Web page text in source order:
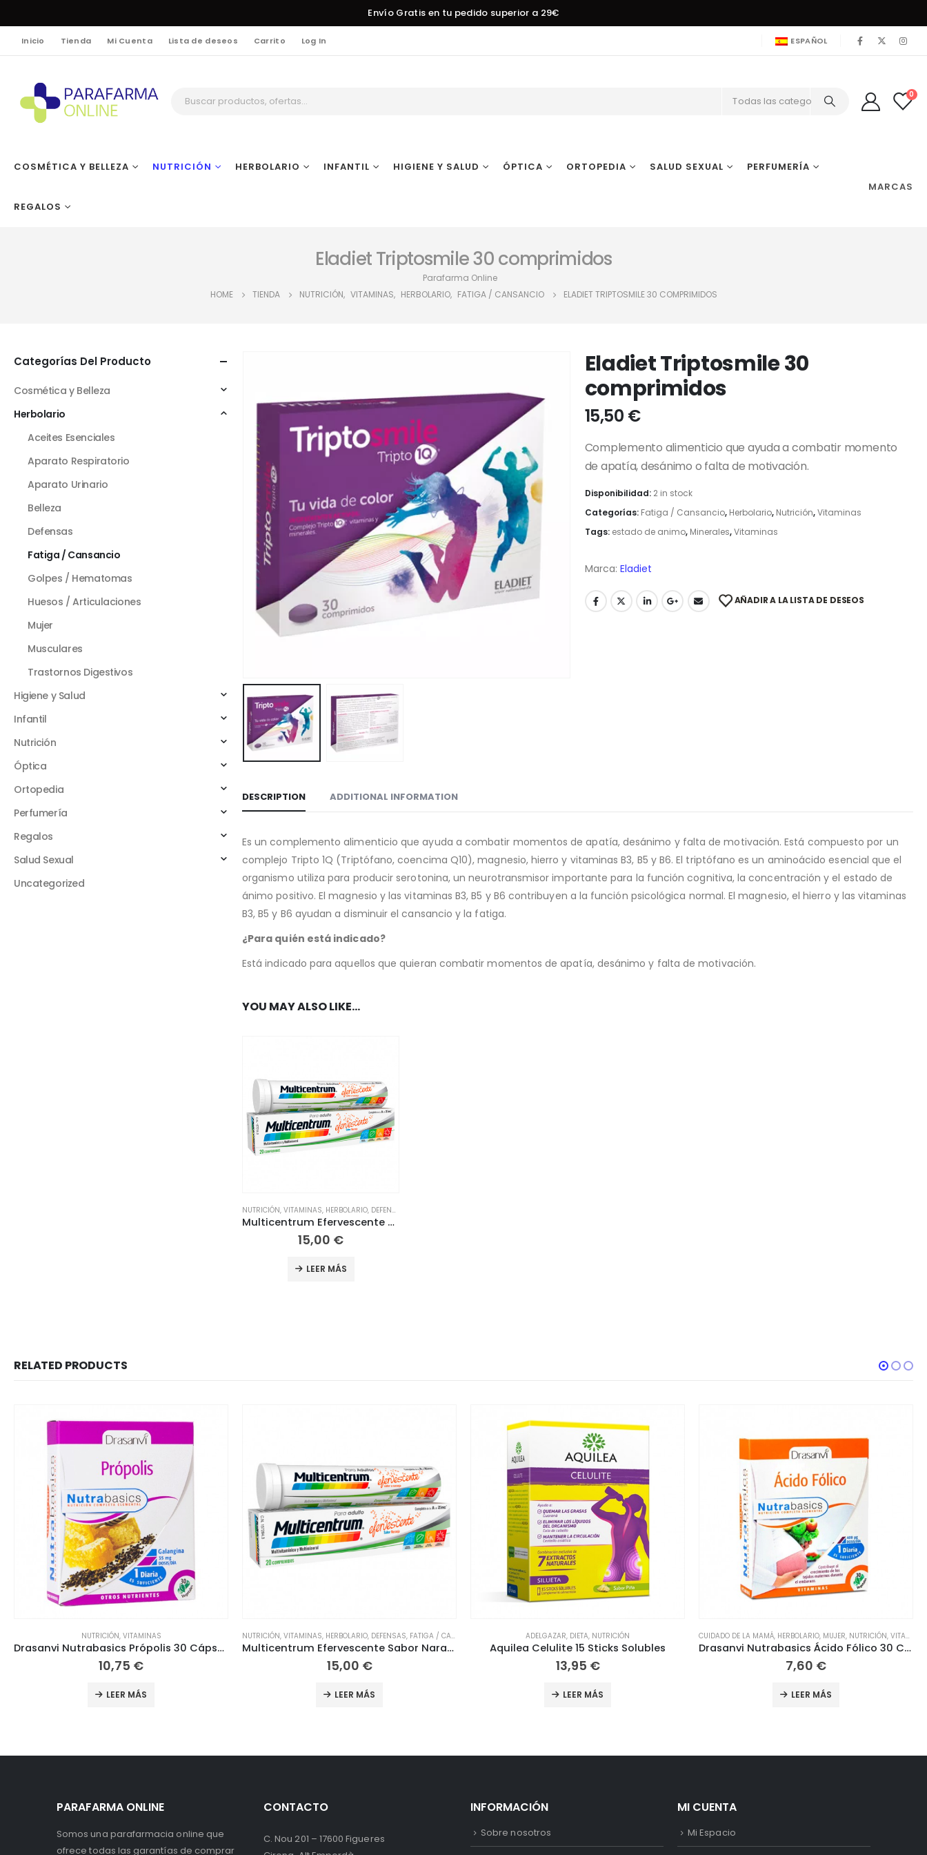
Envío Gratis en tu pedido superior a 29€
Inicio Tienda Mi Cuenta Lista de deseos Carrito Log In ESPAÑOL
Todas las categorías
0
COSMÉTICA Y BELLEZA NUTRICIÓN HERBOLARIO INFANTIL HIGIENE Y SALUD ÓPTICA ORTOPEDIA SALUD SEXUAL PERFUMERÍA
REGALOS
MARCAS
Eladiet Triptosmile 30 comprimidos
Parafarma Online
HOME
TIENDA NUTRICIÓN, VITAMINAS, HERBOLARIO, FATIGA / CANSANCIO ELADIET TRIPTOSMILE 30 COMPRIMIDOS
Eladiet Triptosmile 30
comprimidos
15,50 €
Complemento alimenticio que ayuda a combatir momento
de apatía, desánimo o falta de motivación.
Disponibilidad: 2 in stock
Categorías: Fatiga / Cansancio, Herbolario, Nutrición,Vitaminas
Tags: estado de animo, Minerales,Vitaminas
Marca: Eladiet
AÑADIR A LA LISTA DE DESEOS
DESCRIPTION ADDITIONAL INFORMATION
Es un complemento alimenticio que ayuda a combatir momentos de apatía, desánimo y falta de motivación. Está compuesto por un
complejo Tripto 1Q (Triptófano, coencima Q10), magnesio, hierro y vitaminas B3, B5 y B6. El triptófano es un aminoácido esencial que el
organismo utiliza para producir serotonina, un neurotransmisor importante para la función cognitiva, la concentración y el estado de
ánimo positivo. El magnesio y las vitaminas B3, B5 y B6 contribuyen a la función psicológica normal. El magnesio, el hierro y las vitaminas
B3, B5 y B6 ayudan a disminuir el cansancio y la fatiga.
¿Para quién está indicado?
Está indicado para aquellos que quieran combatir momentos de apatía, desánimo y falta de motivación.
YOU MAY ALSO LIKE…
NUTRICIÓN, VITAMINAS, HERBOLARIO, DEFENSAS
Multicentrum Efervescente Sabor Naranja 20 comprimidos
15,00 €
LEER MÁS
Categorías Del Producto
Cosmética y Belleza
Herbolario
Aceites Esenciales
Aparato Respiratorio
Aparato Urinario
Belleza
Defensas
Fatiga / Cansancio
Golpes / Hematomas
Huesos / Articulaciones
Mujer
Musculares
Trastornos Digestivos
Higiene y Salud
Infantil
Nutrición
Óptica
Ortopedia
Perfumería
Regalos
Salud Sexual
Uncategorized
RELATED PRODUCTS
VITAMINAS,HERBOLARIO,DEFENSAS
Multicentrum Efervescente Sabor Naranja 20 comprimidos
15,00 €
LEER MÁS
ADELGAZAR,DIETA,NUTRICIÓN
Aquilea Celulite 15 Sticks Solubles
13,95 €
LEER MÁS
CUIDADO DE LA MAMÁ,HERBOLARIO ,MUJER,NUTRICIÓN
7,60 €
LEER MÁS
ADELGAZAR, APARATO URINARIO,DIETA,HERBOLARIO,NUTRICIÓN
Té Verde Fitotablets Eladiet 60 comprimidos
7,30 €
LEER MÁS
PARAFARMA ONLINE
Somos una parafarmacia online que
ofrece todas las garantías de comprar
CONTACTO
C. Nou 201 – 17600 Figueres
INFORMACIÓN
Sobre nosotros
MI CUENTA
Mi Espacio